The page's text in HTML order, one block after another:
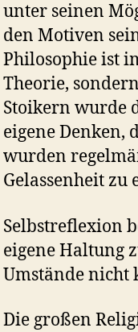
unter seinen
den Motiven
Philosophie ist
Theorie,
Stoikern wurde
eigene Denken,
wurden
Gelassenheit zu
Selbstreflexion
eigene Haltung
Umstände
Die großen